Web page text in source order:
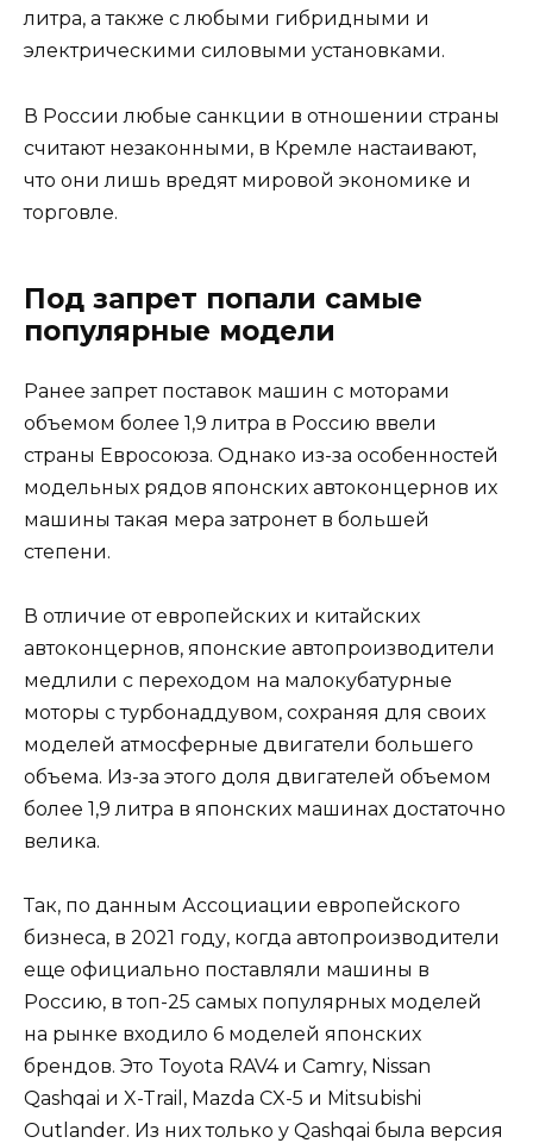
литра, а также с любыми гибридными и
электрическими силовыми установками.
В России любые санкции в отношении страны
считают незаконными, в Кремле настаивают,
что они лишь вредят мировой экономике и
торговле.
Под запрет попали самые
популярные модели
Ранее запрет поставок машин с моторами
объемом более 1,9 литра в Россию ввели
страны Евросоюза. Однако из-за особенностей
модельных рядов японских автоконцернов их
машины такая мера затронет в большей
степени.
В отличие от европейских и китайских
автоконцернов, японские автопроизводители
медлили с переходом на малокубатурные
моторы с турбонаддувом, сохраняя для своих
моделей атмосферные двигатели большего
объема. Из-за этого доля двигателей объемом
более 1,9 литра в японских машинах достаточно
велика.
Так, по данным Ассоциации европейского
бизнеса, в 2021 году, когда автопроизводители
еще официально поставляли машины в
Россию, в топ-25 самых популярных моделей
на рынке входило 6 моделей японских
брендов. Это Toyota RAV4 и Camry, Nissan
Qashqai и X-Trail, Mazda CX-5 и Mitsubishi
Outlander. Из них только у Qashqai была версия